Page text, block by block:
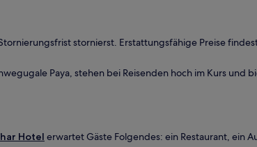
stornierst. Erstattungsfähige Preise
Paya, stehen bei Reisenden hoch im Kurs und
Hotel erwartet Gäste Folgendes: ein Restaurant, ein